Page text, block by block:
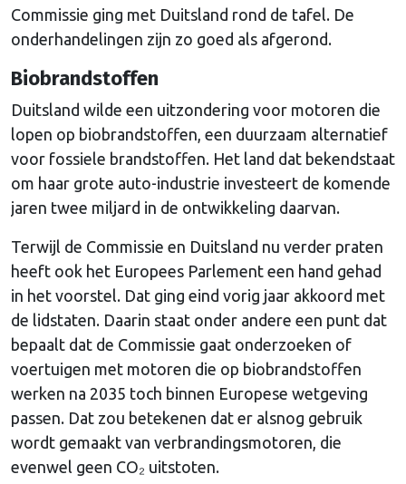
Commissie ging met Duitsland rond de tafel. De
onderhandelingen zijn zo goed als afgerond.
Biobrandstoffen
Duitsland wilde een uitzondering voor motoren die
lopen op biobrandstoffen, een duurzaam alternatief
voor fossiele brandstoffen. Het land dat bekendstaat
om haar grote auto-industrie investeert de komende
jaren twee miljard in de ontwikkeling daarvan.
Terwijl de Commissie en Duitsland nu verder praten
heeft ook het Europees Parlement een hand gehad
in het voorstel. Dat ging eind vorig jaar akkoord met
de lidstaten. Daarin staat onder andere een punt dat
bepaalt dat de Commissie gaat onderzoeken of
voertuigen met motoren die op biobrandstoffen
werken na 2035 toch binnen Europese wetgeving
passen. Dat zou betekenen dat er alsnog gebruik
wordt gemaakt van verbrandingsmotoren, die
evenwel geen CO₂ uitstoten.